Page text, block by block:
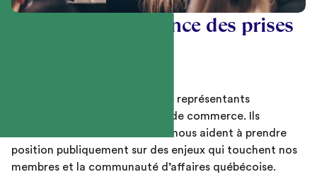
Enrichir la pertinence des prises
Les comités sont constitués de représentants
d’entreprises et des chambres de commerce. Ils
nous aident à prendre
position publiquement sur des enjeux qui touchent nos
membres et la communauté d’affaires québécoise.